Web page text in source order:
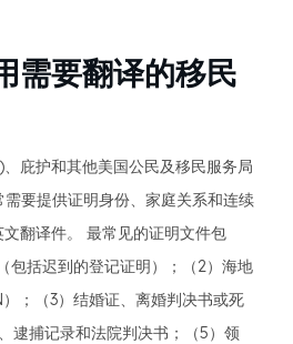
需要翻译的移民
庇护和其他美国公民及移民服务局
要提供证明身份、家庭关系和连续
翻译件。 最常见的证明文件包
包括迟到的登记证明）；（2）海地
；（3）结婚证、离婚判决书或死
逮捕记录和法院判决书；（5）领